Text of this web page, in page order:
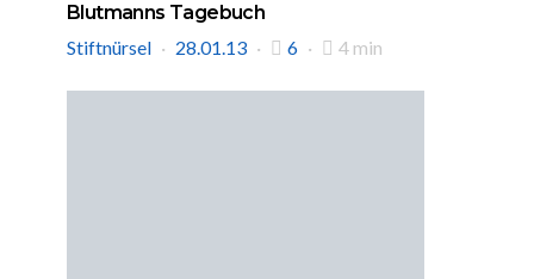
Blutmanns Tagebuch
Stiftnürsel
28.01.13 6 4 min